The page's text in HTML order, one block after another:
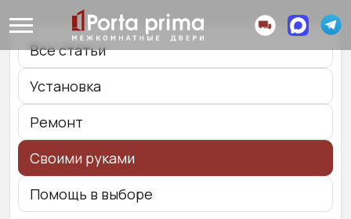
Все статьи
Установка
Ремонт
Своими руками
Помощь в выборе